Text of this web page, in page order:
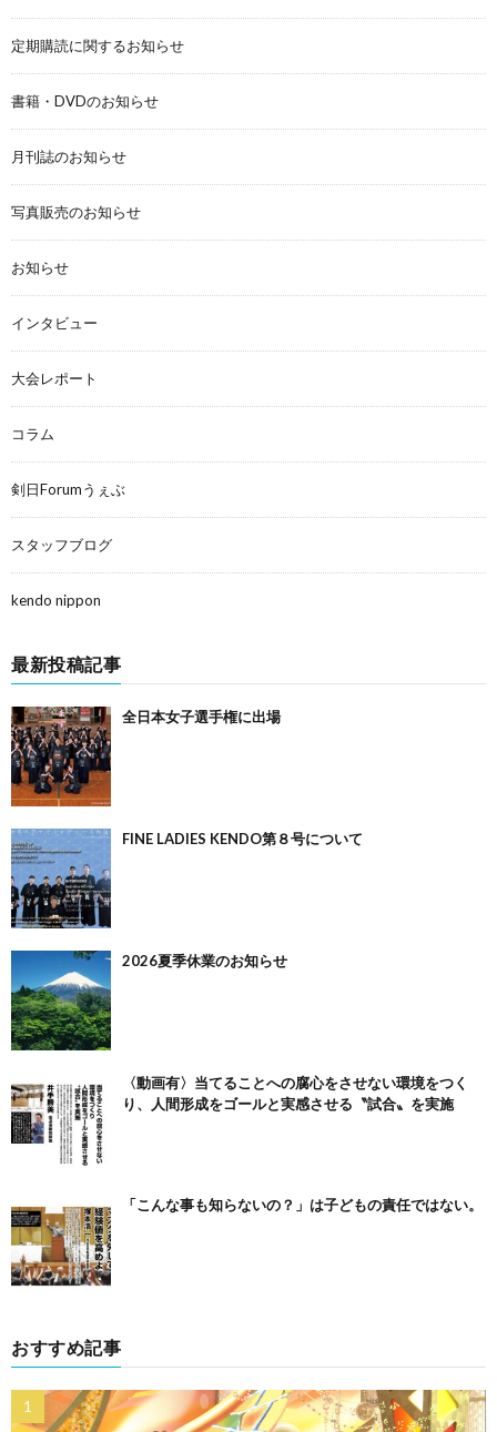
定期購読に関するお知らせ
書籍・DVDのお知らせ
月刊誌のお知らせ
写真販売のお知らせ
お知らせ
インタビュー
大会レポート
コラム
剣日Forumうぇぶ
スタッフブログ
kendo nippon
最新投稿記事
全日本女子選手権に出場
FINE LADIES KENDO第８号について
2026夏季休業のお知らせ
〈動画有〉当てることへの腐心をさせない環境をつく
り、人間形成をゴールと実感させる〝試合〟を実施
「こんな事も知らないの？」は子どもの責任ではない。
おすすめ記事